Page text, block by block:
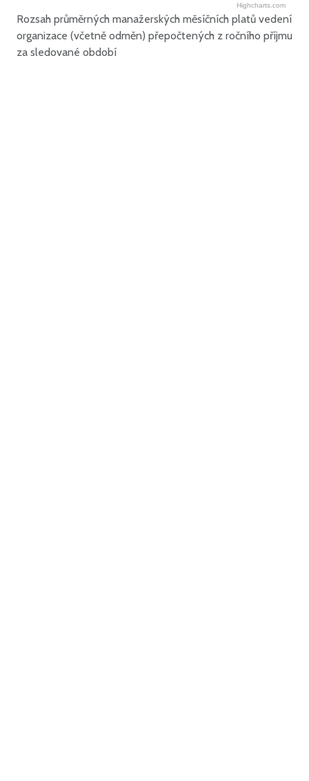
Highcharts.com
Rozsah průměrných manažerských měsíčních platů vedení
organizace (včetně odměn) přepočtených z ročního příjmu
za sledované období